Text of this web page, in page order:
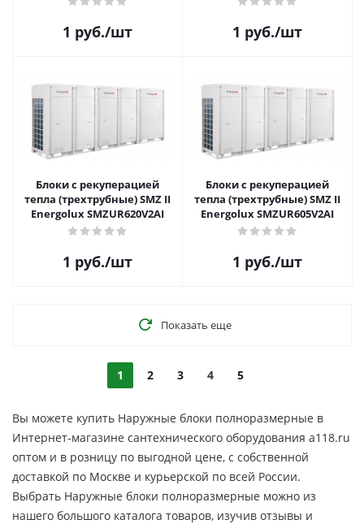
1 руб./шт 1 руб./шт
Блоки с рекуперацией
тепла (трехтрубные) SMZ II
Energolux SMZUR620V2AI
1 руб./шт
Блоки с рекуперацией
тепла (трехтрубные) SMZ II
Energolux SMZUR605V2AI
1 руб./шт
Показать еще
1 2 3 4 5
Вы можете купить Наружные блоки полноразмерные в
Интернет-магазине сантехнического оборудования a118.ru
оптом и в розницу по выгодной цене, c собственной
доставкой по Москве и курьерской по всей России.
Выбрать Наружные блоки полноразмерные можно из
нашего большого каталога товаров, изучив отзывы и